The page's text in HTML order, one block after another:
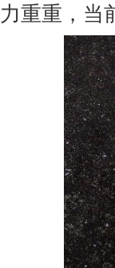
力重重，当